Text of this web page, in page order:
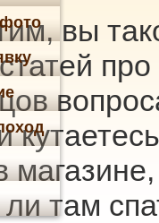
вы
там